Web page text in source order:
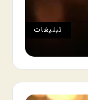
تبلیغات